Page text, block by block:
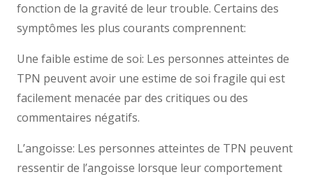
fonction de la gravité de leur trouble. Certains des
symptômes les plus courants comprennent:
Une faible estime de soi: Les personnes atteintes de
TPN peuvent avoir une estime de soi fragile qui est
facilement menacée par des critiques ou des
commentaires négatifs.
L’angoisse: Les personnes atteintes de TPN peuvent
ressentir de l’angoisse lorsque leur comportement